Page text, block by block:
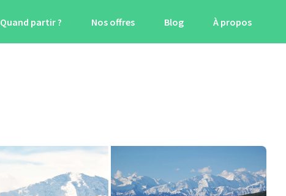
Quand partir ? Nos offres Blog À propos